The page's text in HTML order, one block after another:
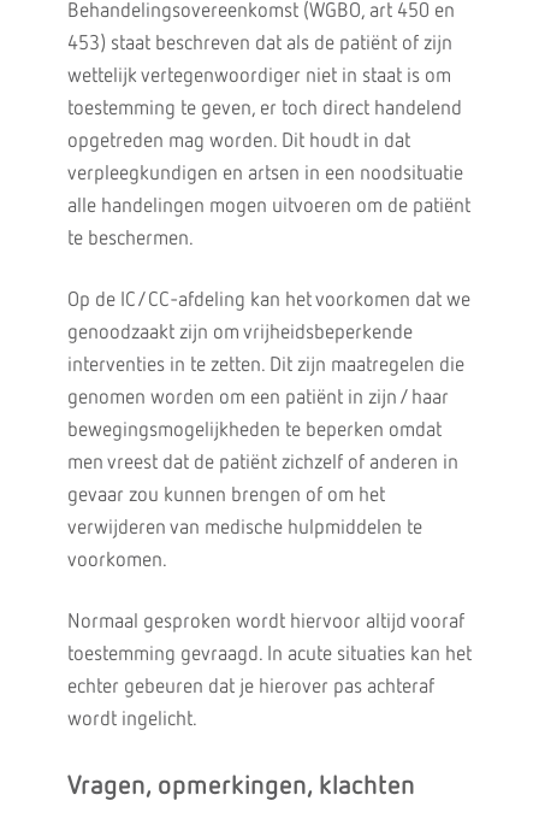
Behandelingsovereenkomst (WGBO, art 450 en
453) staat beschreven dat als de patiënt of zijn
wettelijk vertegenwoordiger niet in staat is om
toestemming te geven, er toch direct handelend
opgetreden mag worden. Dit houdt in dat
verpleegkundigen en artsen in een noodsituatie
alle handelingen mogen uitvoeren om de patiënt
te beschermen.
Op de IC/CC-afdeling kan het voorkomen dat we
genoodzaakt zijn om vrijheidsbeperkende
interventies in te zetten. Dit zijn maatregelen die
genomen worden om een patiënt in zijn / haar
bewegingsmogelijkheden te beperken omdat
men vreest dat de patiënt zichzelf of anderen in
gevaar zou kunnen brengen of om het
verwijderen van medische hulpmiddelen te
voorkomen.
Normaal gesproken wordt hiervoor altijd vooraf
toestemming gevraagd. In acute situaties kan het
echter gebeuren dat je hierover pas achteraf
wordt ingelicht.
Vragen, opmerkingen, klachten